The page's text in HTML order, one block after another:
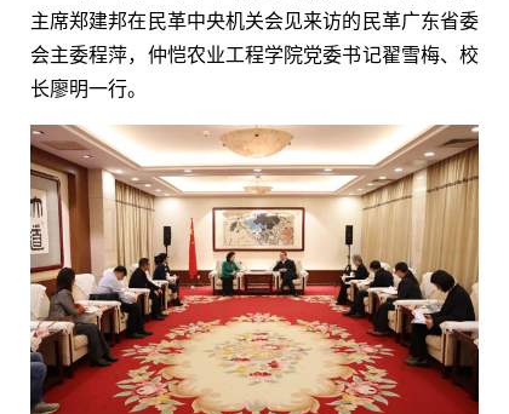
主席郑建邦在民革中央机关会见来访的民革广东省委
会主委程萍，仲恺农业工程学院党委书记翟雪梅、校
长廖明一行。